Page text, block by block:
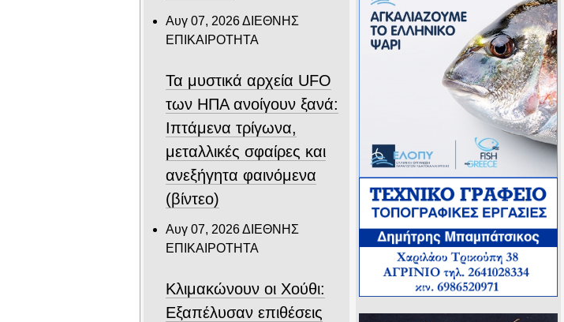
Αυγ 07, 2026ΔΙΕΘΝΗΣ
ΕΠΙΚΑΙΡΟΤΗΤΑ
Τα μυστικά αρχεία UFO
των ΗΠΑ ανοίγουν ξανά:
Ιπτάμενα τρίγωνα,
μεταλλικές σφαίρες και
ανεξήγητα φαινόμενα
(βίντεο)
Αυγ 07, 2026ΔΙΕΘΝΗΣ
ΕΠΙΚΑΙΡΟΤΗΤΑ
Κλιμακώνουν οι Χούθι:
Eξαπέλυσαν επιθέσεις